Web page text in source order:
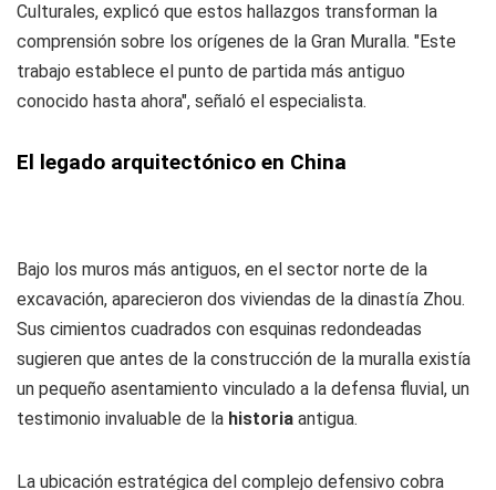
Culturales, explicó que estos hallazgos transforman la
comprensión sobre los orígenes de la Gran Muralla. "Este
trabajo establece el punto de partida más antiguo
conocido hasta ahora", señaló el especialista.
El legado arquitectónico en China
Bajo los muros más antiguos, en el sector norte de la
excavación, aparecieron dos viviendas de la dinastía Zhou.
Sus cimientos cuadrados con esquinas redondeadas
sugieren que antes de la construcción de la muralla existía
un pequeño asentamiento vinculado a la defensa fluvial, un
testimonio invaluable de la historia antigua.
La ubicación estratégica del complejo defensivo cobra